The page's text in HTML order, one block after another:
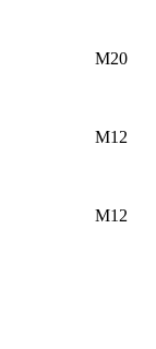
М20
М12
М12